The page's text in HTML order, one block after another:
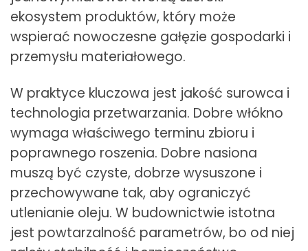
ekosystem produktów, który może
wspierać nowoczesne gałęzie gospodarki i
przemysłu materiałowego.
W praktyce kluczowa jest jakość surowca i
technologia przetwarzania. Dobre włókno
wymaga właściwego terminu zbioru i
poprawnego roszenia. Dobre nasiona
muszą być czyste, dobrze wysuszone i
przechowywane tak, aby ograniczyć
utlenianie oleju. W budownictwie istotna
jest powtarzalność parametrów, bo od niej